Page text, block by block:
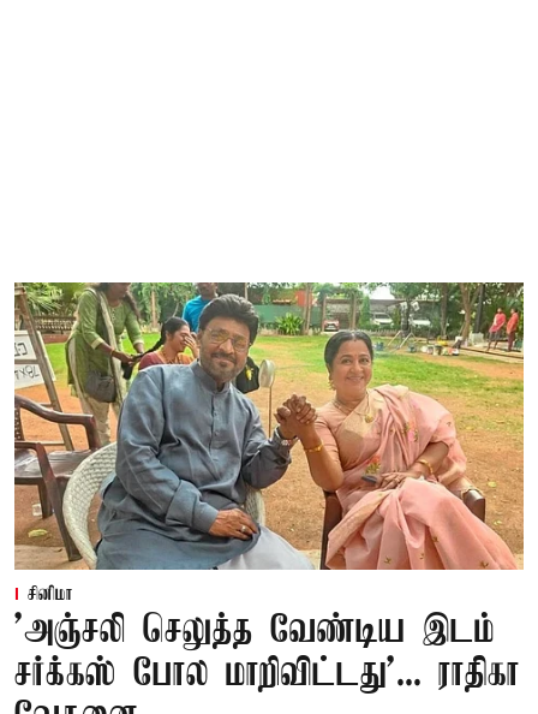
சினிமா
'அஞ்சலி செலுத்த வேண்டிய இடம்
சர்க்கஸ் போல மாறிவிட்டது'... ராதிகா